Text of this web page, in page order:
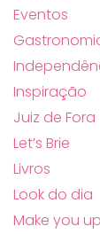
Eventos
Inspiração
Juiz de Fora
Let’s Brie
Livros
Look do dia
Make you up